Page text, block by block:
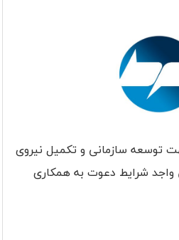
توسعه سازمانی و تکمیل نیروی
واجد شرایط دعوت به همکاری